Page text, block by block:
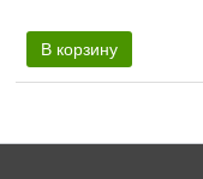
В корзину